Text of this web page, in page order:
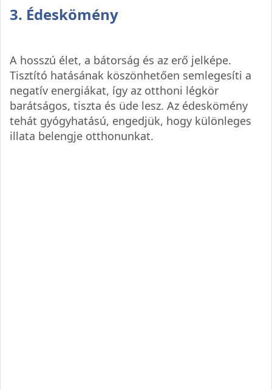
3. Édeskömény
A hosszú élet, a bátorság és az erő jelképe.
Tisztító hatásának köszönhetően semlegesíti a
negatív energiákat, így az otthoni légkör
barátságos, tiszta és üde lesz. Az édeskömény
tehát gyógyhatású, engedjük, hogy különleges
illata belengje otthonunkat.